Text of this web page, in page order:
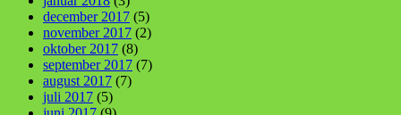
december 2017 (5)
november 2017 (2)
oktober 2017 (8)
september 2017 (7)
august 2017 (7)
juli 2017 (5)